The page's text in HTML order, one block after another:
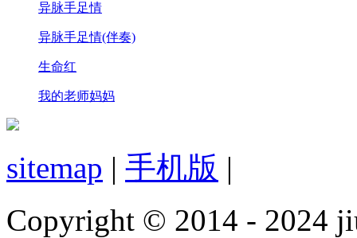
异脉手足情
异脉手足情(伴奏)
生命红
我的老师妈妈
sitemap | 手机版 |
Copyright © 2014 - 2024